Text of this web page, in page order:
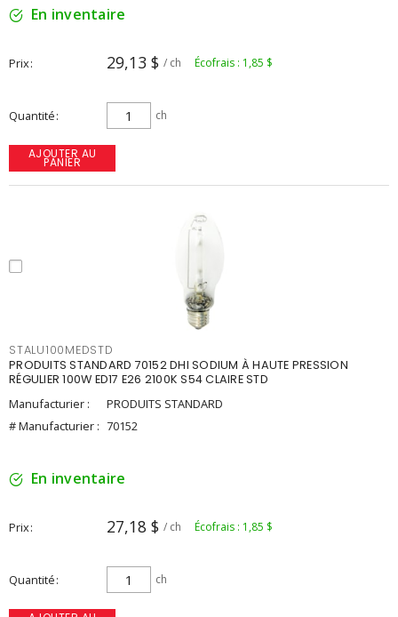
En inventaire
Prix 29,13 $ / ch Écofrais : 1,85 $
Quantité ch
AJOUTER AU
PANIER
STALU100MEDSTD
PRODUITS STANDARD 70152 DHI SODIUM À HAUTE PRESSION
RÉGULIER 100W ED17 E26 2100K S54 CLAIRE STD
Manufacturier :
PRODUITS STANDARD
# Manufacturier : 70152
En inventaire
Prix 27,18 $ / ch Écofrais : 1,85 $
Quantité ch